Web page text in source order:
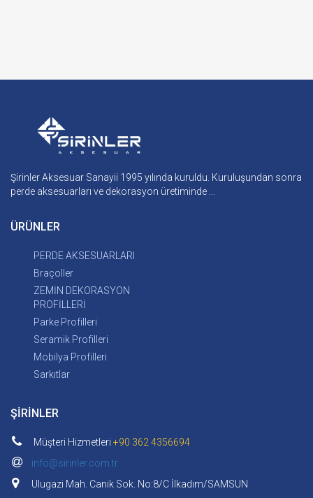
Şirinler Aksesuar Sanayii 1995 yılında kuruldu. Kuruluşundan sonra
perde aksesuarları ve dekorasyon üretiminde ...
ÜRÜNLER
PERDE AKSESUARLARI
Braçoller
ZEMİN DEKORASYON
PROFİLLERİ
Parke Profilleri
Seramik Profilleri
Mobilya Profilleri
Sarkıtlar
ŞİRİNLER
Müşteri Hizmetleri +90 362 4356694
info@sirinler.com.tr
Ulugazi Mah. Canik Sok. No:8/C İlkadım/SAMSUN